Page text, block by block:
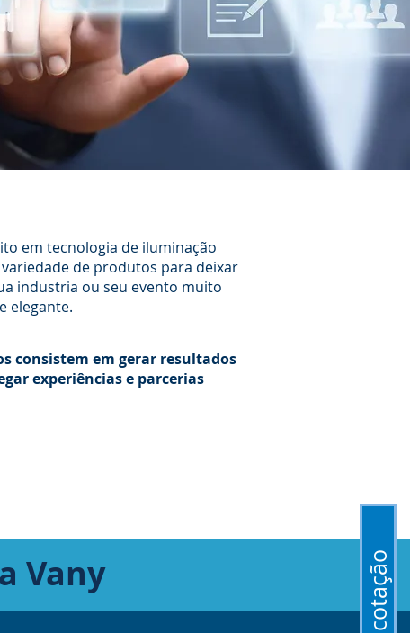
em tecnologia de iluminação
de produtos para deixar
industria ou seu evento muito
elegante.
consistem em gerar resultados
experiências e parcerias
Vany